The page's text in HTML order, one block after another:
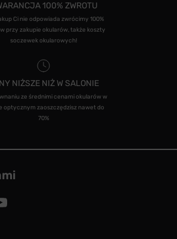
100% ZWROTU
Ci nie odpowiada zwrócimy 100%
przy zakupie okularów, także koszty
soczewek okularowych!
NIŻSZE NIŻ W SALONIE
ze średnimi cenami okularów w
optycznym zaoszczędzisz nawet do
70%